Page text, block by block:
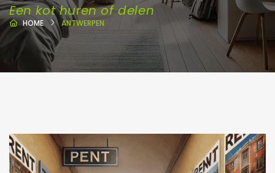
Een kot huren of delen
HOME ANTWERPEN